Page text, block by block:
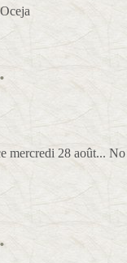
mercredi 28 août...